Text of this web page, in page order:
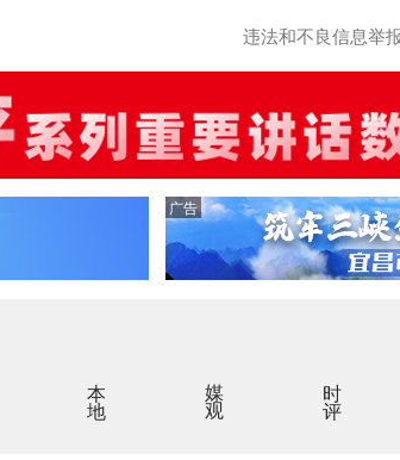
违法和不良信息举
广告
本地 媒观 时评